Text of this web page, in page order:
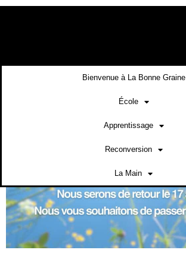
Bienvenue à La Bonne Graine
École
Apprentissage
Reconversion
La Main